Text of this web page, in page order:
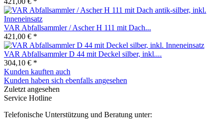
VAR Abfallsammler / Ascher H 111 mit Dach...
421,00 € *
VAR Abfallsammler D 44 mit Deckel silber, inkl....
304,10 € *
Kunden kauften auch
Kunden haben sich ebenfalls angesehen
Zuletzt angesehen
Service Hotline
Telefonische Unterstützung und Beratung unter: